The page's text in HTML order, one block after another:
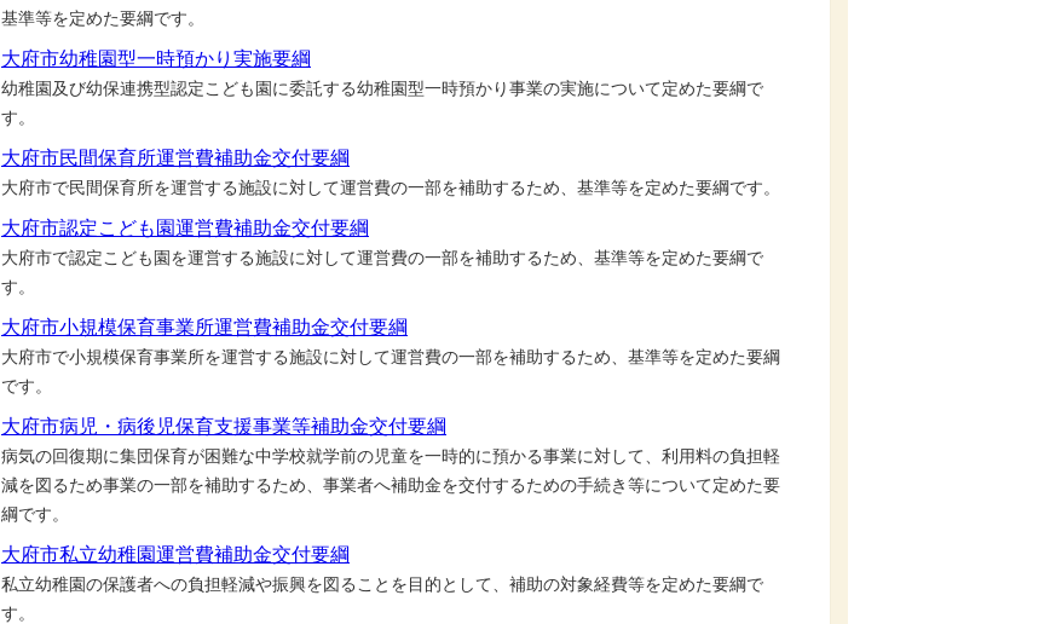
基準等を定めた要綱です。
大府市幼稚園型一時預かり実施要綱
幼稚園及び幼保連携型認定こども園に委託する幼稚園型一時預かり事業の実施について定めた要綱で
す。
大府市民間保育所運営費補助金交付要綱
大府市で民間保育所を運営する施設に対して運営費の一部を補助するため、基準等を定めた要綱です。
大府市認定こども園運営費補助金交付要綱
大府市で認定こども園を運営する施設に対して運営費の一部を補助するため、基準等を定めた要綱で
す。
大府市小規模保育事業所運営費補助金交付要綱
大府市で小規模保育事業所を運営する施設に対して運営費の一部を補助するため、基準等を定めた要綱
です。
大府市病児・病後児保育支援事業等補助金交付要綱
病気の回復期に集団保育が困難な中学校就学前の児童を一時的に預かる事業に対して、利用料の負担軽
減を図るため事業の一部を補助するため、事業者へ補助金を交付するための手続き等について定めた要
綱です。
大府市私立幼稚園運営費補助金交付要綱
私立幼稚園の保護者への負担軽減や振興を図ることを目的として、補助の対象経費等を定めた要綱で
す。